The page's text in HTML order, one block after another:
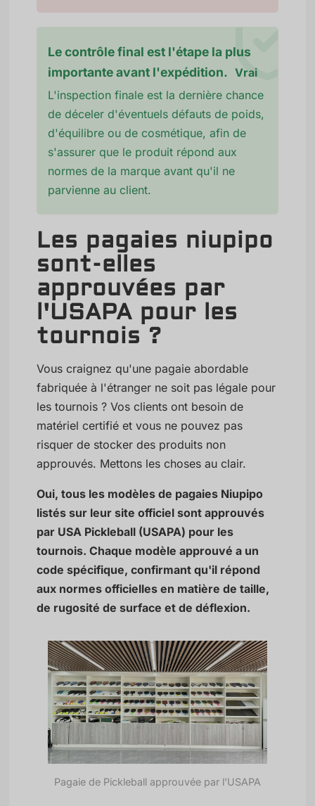
Le contrôle final est l'étape la plus
importante avant l'expédition. Vrai
L'inspection finale est la dernière chance
de déceler d'éventuels défauts de poids,
d'équilibre ou de cosmétique, afin de
s'assurer que le produit répond aux
normes de la marque avant qu'il ne
parvienne au client.
Les pagaies niupipo
sont-elles
approuvées par
l'USAPA pour les
tournois ?
Vous craignez qu'une pagaie abordable
fabriquée à l'étranger ne soit pas légale pour
les tournois ? Vos clients ont besoin de
matériel certifié et vous ne pouvez pas
risquer de stocker des produits non
approuvés. Mettons les choses au clair.
Oui, tous les modèles de pagaies Niupipo
listés sur leur site officiel sont approuvés
par USA Pickleball (USAPA) pour les
tournois. Chaque modèle approuvé a un
code spécifique, confirmant qu'il répond
aux normes officielles en matière de taille,
de rugosité de surface et de déflexion.
Pagaie de Pickleball approuvée par l'USAPA